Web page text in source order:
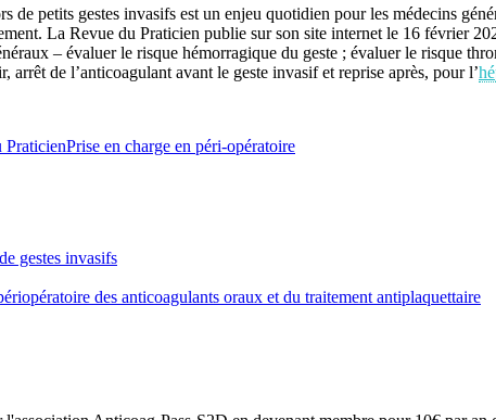
de petits gestes invasifs est un enjeu quotidien pour les médecins
La Revue du Praticien publie sur son site internet le 16 février
– évaluer le risque hémorragique du geste ; évaluer le risque
de l’anticoagulant avant le geste invasif et reprise après, pour l’
PraticienPrise en charge en péri-opératoire
gestes invasifs
des anticoagulants oraux et du traitement antiplaquettaire